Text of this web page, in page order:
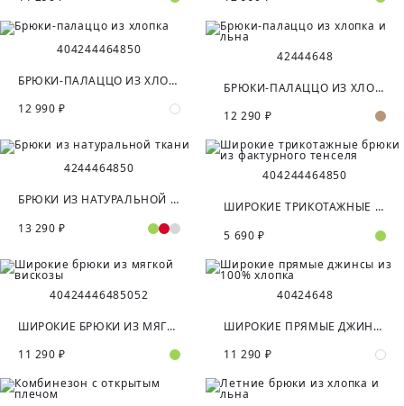
404244464850
БРЮКИ-ПАЛАЦЦО ИЗ ХЛОПКА
12 990 ₽
42444648
БРЮКИ-ПАЛАЦЦО ИЗ ХЛОПКА И ЛЬНА
12 290 ₽
4244464850
БРЮКИ ИЗ НАТУРАЛЬНОЙ ТКАНИ
13 290 ₽
404244464850
ШИРОКИЕ ТРИКОТАЖНЫЕ БРЮКИ ИЗ ФАКТУРНОГО ТЕНСЕЛЯ
5 690 ₽
40424446485052
ШИРОКИЕ БРЮКИ ИЗ МЯГКОЙ ВИСКОЗЫ
11 290 ₽
40424648
ШИРОКИЕ ПРЯМЫЕ ДЖИНСЫ ИЗ 100% ХЛОПКА
11 290 ₽